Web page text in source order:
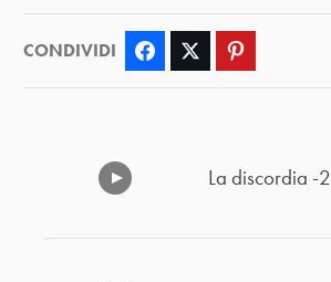
CONDIVIDI Facebook Twitter
La discordia -2